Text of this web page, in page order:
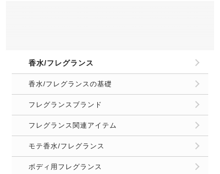
香水/フレグランス
香水/フレグランスの基礎
フレグランスブランド
フレグランス関連アイテム
モテ香水/フレグランス
ボディ用フレグランス